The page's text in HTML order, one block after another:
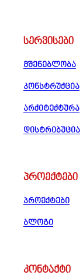
სერვისები
მშენებლობა
კონსტრუქცია
არქიტექტურა
დისტრიბუცია
პროექტები
პროექტები
ბლოგი
კონტაქტი